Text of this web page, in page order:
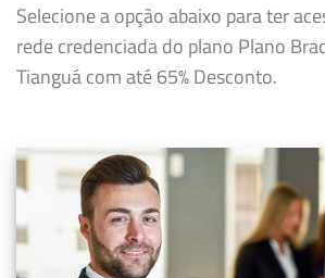
Selecione a opção abaixo para ter
rede credenciada do plano Plano
Tianguá com até 65% Desconto.